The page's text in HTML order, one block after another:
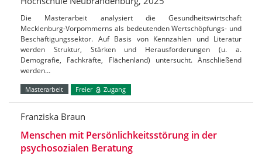
Die Masterarbeit analysiert die Gesundheitswirtschaft
Mecklenburg-Vorpommerns als bedeutenden Wertschöpfungs- und
Beschäftigungssektor. Auf Basis von Kennzahlen und Literatur
werden Struktur, Stärken und Herausforderungen (u. a.
Demografie, Fachkräfte, Flächenland) untersucht. Anschließend
werden…
Masterarbeit Freier Zugang
Franziska Braun
Menschen mit Persönlichkeitsstörung in der
psychosozialen Beratung